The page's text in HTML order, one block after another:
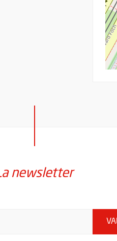
newsletter
de la ville d'Angers,